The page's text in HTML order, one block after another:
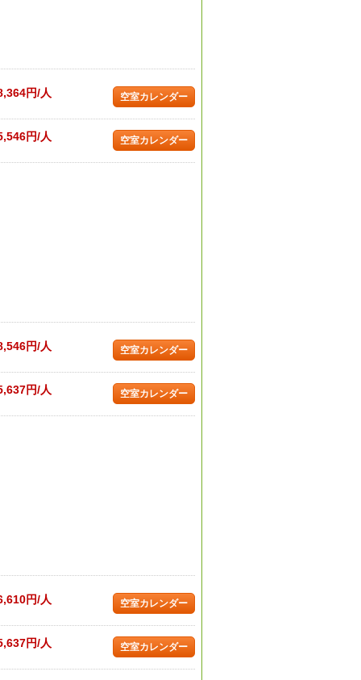
円/人 空室カレンダー
円/人 空室カレンダー
円/人 空室カレンダー
円/人 空室カレンダー
円/人 空室カレンダー
円/人 空室カレンダー